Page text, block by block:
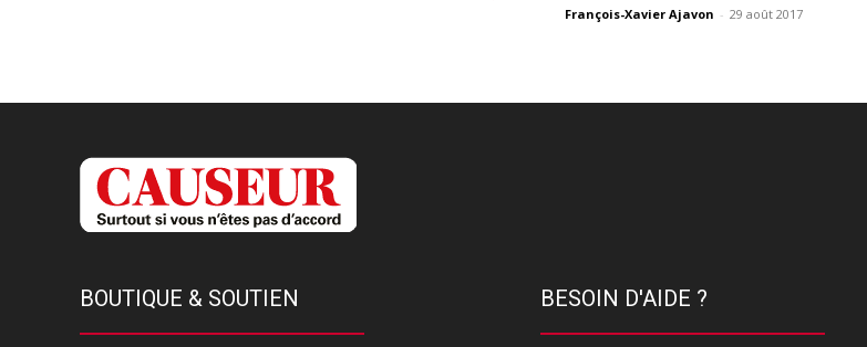
François-Xavier Ajavon - 29 août 2017
BOUTIQUE & SOUTIEN BESOIN D'AIDE ?